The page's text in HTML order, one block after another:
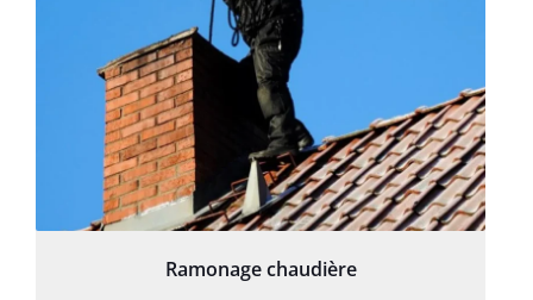
Ramonage chaudière